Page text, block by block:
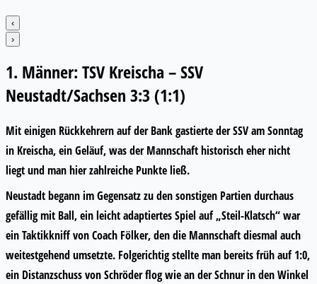
‹
›
1. Männer: TSV Kreischa – SSV
Neustadt/Sachsen 3:3 (1:1)
Mit einigen Rückkehrern auf der Bank gastierte der SSV am Sonntag
in Kreischa, ein Geläuf, was der Mannschaft historisch eher nicht
liegt und man hier zahlreiche Punkte ließ.
Neustadt begann im Gegensatz zu den sonstigen Partien durchaus
gefällig mit Ball, ein leicht adaptiertes Spiel auf „Steil-Klatsch“ war
ein Taktikkniff von Coach Fölker, den die Mannschaft diesmal auch
weitestgehend umsetzte. Folgerichtig stellte man bereits früh auf 1:0,
ein Distanzschuss von Schröder flog wie an der Schnur in den Winkel